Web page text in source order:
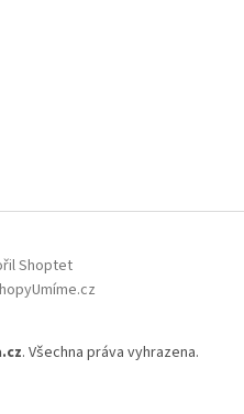
Shoptet
. Všechna práva vyhrazena.